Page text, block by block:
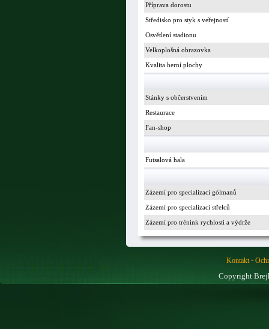
Příprava dorostu
Středisko pro styk s veřejností
Osvětlení stadionu
Velkoplošná obrazovka
Kvalita herní plochy
Stánky s občerstvením
Restaurace
Fan-shop
Futsalová hala
Zázemí pro specializaci gólmanů
Zázemí pro specializaci střelců
Zázemí pro trénink rychlosti a výdrže
Kontakt-
Copyright